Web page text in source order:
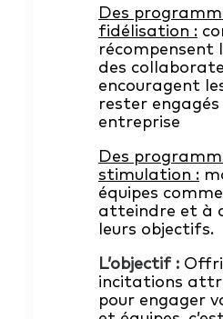
Des
fidélisation :
récompensent
des
encouragent
rester
entreprise
Des
stimulation :
équipes
atteindre et à
leurs objectifs.
L’objectif :
incitations
pour engager